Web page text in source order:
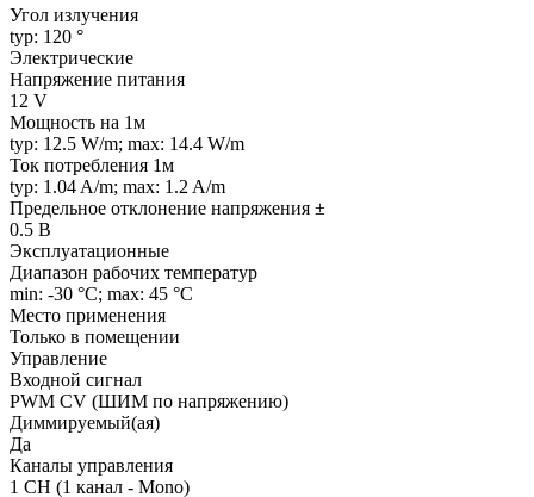
Угол излучения
typ: 120 °
Электрические
Напряжение питания
12 V
Мощность на 1м
typ: 12.5 W/m; max: 14.4 W/m
Ток потребления 1м
typ: 1.04 A/m; max: 1.2 A/m
Предельное отклонение напряжения ±
0.5 В
Эксплуатационные
Диапазон рабочих температур
min: -30 °C; max: 45 °C
Место применения
Только в помещении
Управление
Входной сигнал
PWM СV (ШИМ по напряжению)
Диммируемый(ая)
Да
Каналы управления
1 CH (1 канал - Mono)